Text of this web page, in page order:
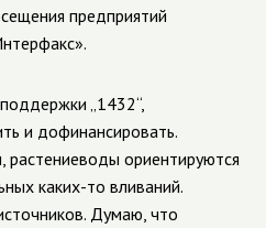
предприятий
„1432“,
и дофинансировать.
растениеводы ориентируются
каких-то вливаний.
Думаю, что